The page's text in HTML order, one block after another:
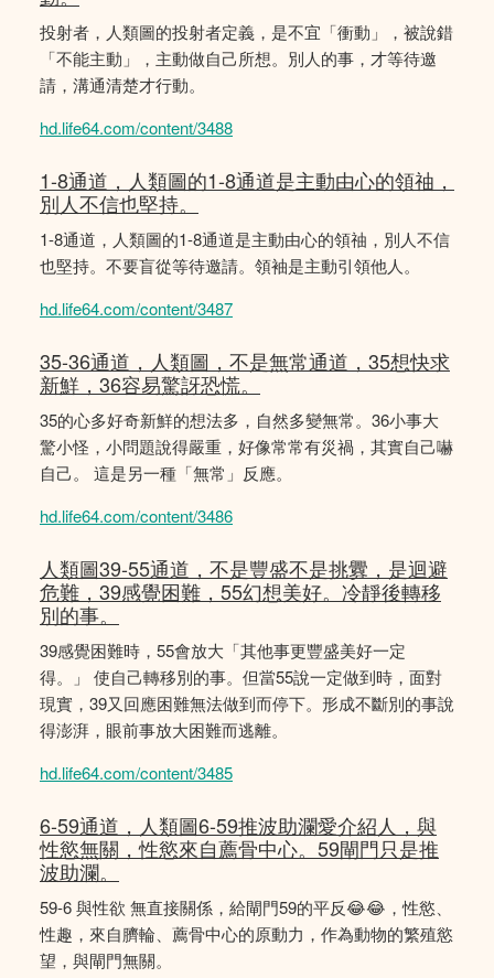
投射者，人類圖的投射者定義，是不宜「衝動」，被說錯
「不能主動」，主動做自己所想。別人的事，才等待邀
請，溝通清楚才行動。
hd.life64.com/content/3488
1-8通道，人類圖的1-8通道是主動由心的領䄂，
別人不信也堅持。
1-8通道，人類圖的1-8通道是主動由心的領䄂，別人不信
也堅持。不要盲從等待邀請。領袖是主動引領他人。
hd.life64.com/content/3487
35-36通道，人類圖，不是無常通道，35想快求
新鮮，36容易驚訝恐慌。
35的心多好奇新鮮的想法多，自然多變無常。36小事大
驚小怪，小問題說得嚴重，好像常常有災禍，其實自己嚇
自己。 這是另一種「無常」反應。
hd.life64.com/content/3486
人類圖39-55通道，不是豐盛不是挑釁，是迴避
危難，39感覺困難，55幻想美好。冷靜後轉移
別的事。
39感覺困難時，55會放大「其他事更豐盛美好一定
得。」 使自己轉移別的事。但當55說一定做到時，面對
現實，39又回應困難無法做到而停下。形成不斷別的事說
得澎湃，眼前事放大困難而逃離。
hd.life64.com/content/3485
6-59通道，人類圖6-59推波助瀾愛介紹人，與
性慾無關，性慾來自薦骨中心。59閘門只是推
波助瀾。
59-6 與性欲 無直接關係，給閘門59的平反😂😂，性慾、
性趣，來自臍輪、薦骨中心的原動力，作為動物的繁殖慾
望，與閘門無關。